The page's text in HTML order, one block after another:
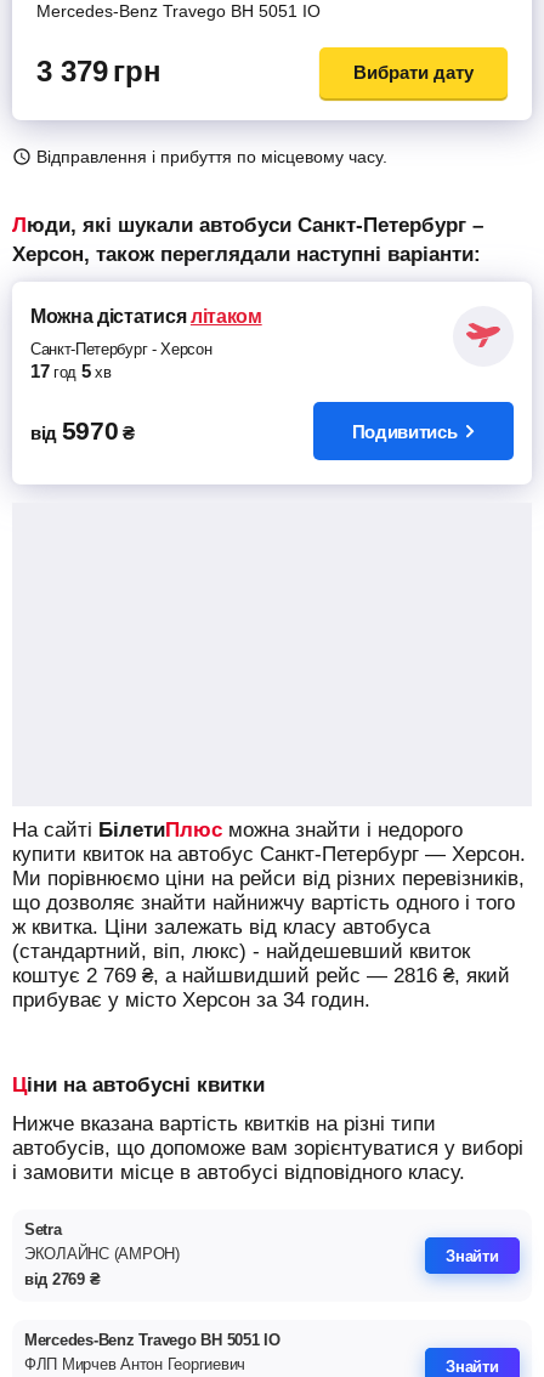
Mercedes-Benz Travego ВH 5051 IO
3 379грн Вибрати дату
Відправлення і прибуття по місцевому часу.
Люди, які шукали автобуси Санкт-Петербург –
Херсон, також переглядали наступні варіанти:
Можна дістатися літаком
Санкт-Петербург-Херсон
17 год 5 хв
від 5970 ₴ Подивитись
На сайті БілетиПлюс можна знайти і недорого
купити квиток на автобус Санкт-Петербург — Херсон.
Ми порівнюємо ціни на рейси від різних перевізників,
що дозволяє знайти найнижчу вартість одного і того
ж квитка. Ціни залежать від класу автобуса
(стандартний, віп, люкс) - найдешевший квиток
коштує 2 769 ₴, а найшвидший рейс — 2816 ₴, який
прибуває у місто Херсон за 34 годин.
Ціни на автобусні квитки
Нижче вказана вартість квитків на різні типи
автобусів, що допоможе вам зорієнтуватися у виборі
і замовити місце в автобусі відповідного класу.
Setra
ЭКОЛАЙНС (АМРОН)
від 2769 ₴
Знайти
Mercedes-Benz Travego ВH 5051 IO
ФЛП Мирчев Антон Георгиевич
Знайти